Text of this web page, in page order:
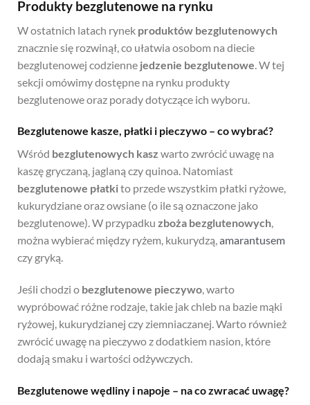
Produkty bezglutenowe na rynku
W ostatnich latach rynek produktów bezglutenowych
znacznie się rozwinął, co ułatwia osobom na diecie
bezglutenowej codzienne jedzenie bezglutenowe . W tej
sekcji omówimy dostępne na rynku produkty
bezglutenowe oraz porady dotyczące ich wyboru.
Bezglutenowe kasze, płatki i pieczywo – co wybrać?
Wśród bezglutenowych kasz warto zwrócić uwagę na
kaszę gryczaną, jaglaną czy quinoa. Natomiast
bezglutenowe płatkito przede wszystkim płatki ryżowe,
kukurydziane oraz owsiane (o ile są oznaczone jako
bezglutenowe). W przypadkuzboża bezglutenowych,
można wybierać między ryżem, kukurydzą,amarantusem
czy gryką.
Jeśli chodzi o bezglutenowe pieczywo, warto
wypróbować różne rodzaje, takie jak chleb na bazie mąki
ryżowej, kukurydzianej czy ziemniaczanej. Warto również
zwrócić uwagę na pieczywo z dodatkiem nasion, które
dodają smaku i wartości odżywczych.
Bezglutenowe wędliny i napoje – na co zwracać uwagę?